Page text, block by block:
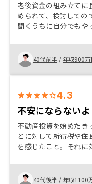
老後資金の組み立てに
められて、検討しての
聞くうちに自分でもや
した。 今後も職場の
きたい。
40代前半 / 年収900万
4.3
不安にならない
不動産投資を始めたき
とに対して所得税や
を感じたこと。それに
収入で不労所得を得
た。不動産投資は額が
思い切りが必要である
40代後半 / 年収1100